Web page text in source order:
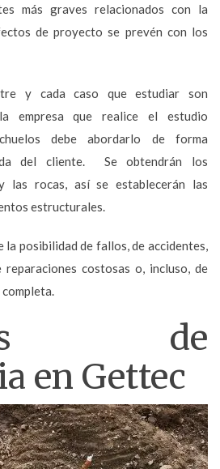
más graves relacionados con la
de proyecto se prevén con los
y cada caso que estudiar son
empresa que realice el estudio
debe abordarlo de forma
del cliente. Se obtendrán los
las rocas, así se establecerán las
estructurales.
la posibilidad de fallos, de accidentes,
reparaciones costosas o, incluso, de
de
en Gettec